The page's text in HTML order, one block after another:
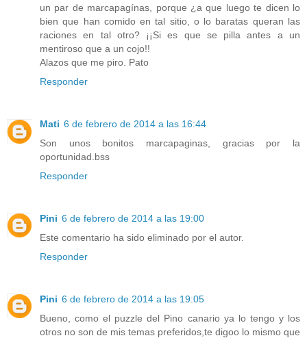
un par de marcapagínas, porque ¿a que luego te dicen lo
bien que han comido en tal sitio, o lo baratas queran las
raciones en tal otro? ¡¡Si es que se pilla antes a un
mentiroso que a un cojo!!
Alazos que me piro. Pato
Responder
Mati 6 de febrero de 2014 a las 16:44
Son unos bonitos marcapaginas, gracias por la
oportunidad.bss
Responder
Pini 6 de febrero de 2014 a las 19:00
Este comentario ha sido eliminado por el autor.
Responder
Pini 6 de febrero de 2014 a las 19:05
Bueno, como el puzzle del Pino canario ya lo tengo y los
otros no son de mis temas preferidos,te digoo lo mismo que